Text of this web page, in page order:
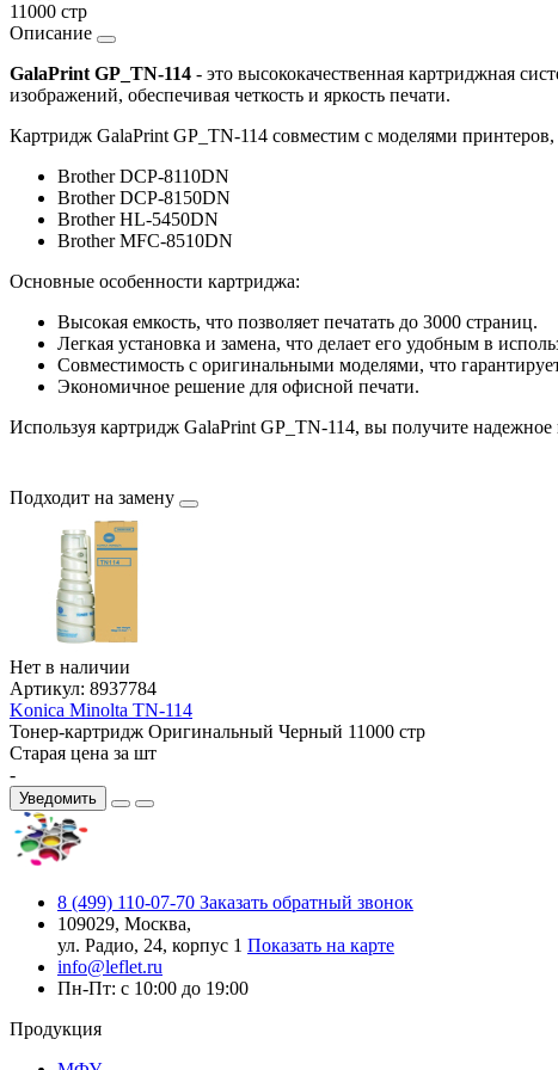
11000 стр
Описание
GalaPrint GP_TN-114 - это высококачественная картриджная
изображений, обеспечивая четкость и яркость печати.
Картридж GalaPrint GP_TN-114 совместим с моделями принтеров,
Brother DCP-8110DN
Brother DCP-8150DN
Brother HL-5450DN
Brother MFC-8510DN
Основные особенности картриджа:
Высокая емкость, что позволяет печатать до 3000 страниц.
Легкая установка и замена, что делает его удобным в
Совместимость с оригинальными моделями, что
Экономичное решение для офисной печати.
Используя картридж GalaPrint GP_TN-114, вы получите
Подходит на замену
Нет в наличии
Артикул: 8937784
Konica Minolta TN-114
Тонер-картридж Оригинальный Черный 11000 стр
Старая цена за шт
-
Уведомить
8 (499) 110-07-70 Заказать обратный звонок
109029, Москва,
ул. Радио, 24, корпус 1 Показать на карте
info@leflet.ru
Пн-Пт: с 10:00 до 19:00
Продукция